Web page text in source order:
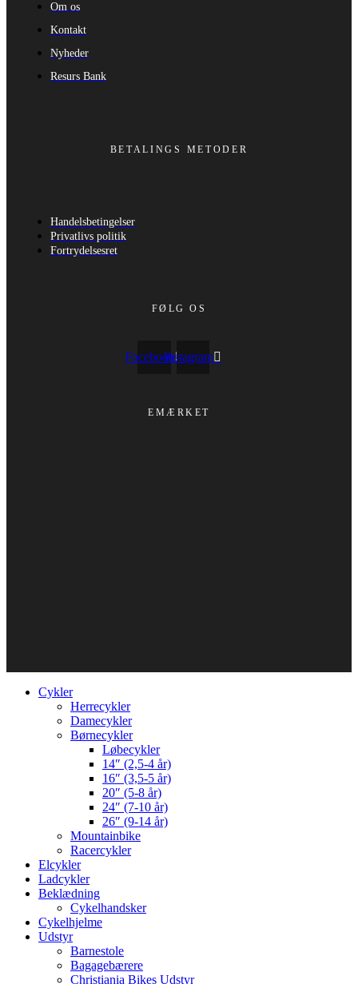
Om os
Kontakt
Nyheder
Resurs Bank
BETALINGS METODER
Handelsbetingelser
Privatlivs politik
Fortrydelsesret
FØLG OS
FacebookInstagram
EMÆRKET
Cykler
Herrecykler
Damecykler
Børnecykler
Løbecykler
14″ (2,5-4 år)
16″ (3,5-5 år)
20″ (5-8 år)
24″ (7-10 år)
26″ (9-14 år)
Mountainbike
Racercykler
Elcykler
Ladcykler
Beklædning
Cykelhandsker
Cykelhjelme
Udstyr
Barnestole
Bagagebærere
Christiania Bikes Udstyr